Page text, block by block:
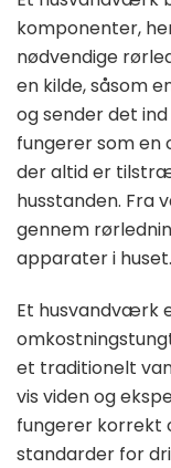
komponenter,
nødvendige
en kilde, såsom
og sender det
fungerer som en
der altid er
husstanden. Fra
gennem
apparater i huset.
Et husvandværk
et traditionelt
vis viden og
fungerer korrekt
standarder for